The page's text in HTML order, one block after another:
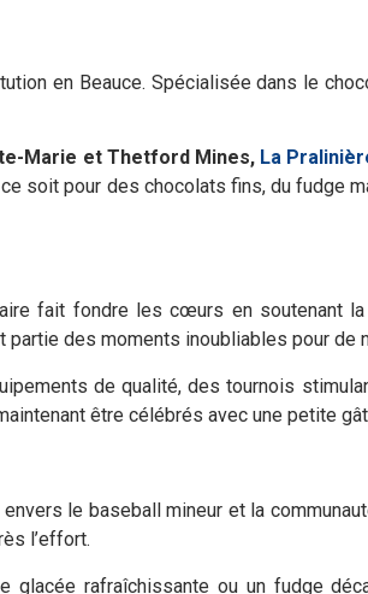
en Beauce. Spécialisée dans le
Marie et Thetford Mines, La
soit pour des chocolats fins, du fudge
fait fondre les cœurs en soutenant
des moments inoubliables pour de
de qualité, des tournois
être célébrés avec une petite
le baseball mineur et la
l’effort.
rafraîchissante ou un fudge